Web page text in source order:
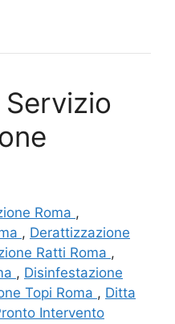
Roma ,
, Derattizzazione
Ratti Roma ,
, Disinfestazione
Topi Roma , Ditta
Intervento